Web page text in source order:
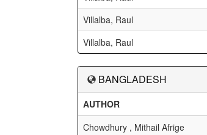
Villalba, Raul
Villalba, Raul
BANGLADESH
AUTHOR
Chowdhury , Mithail Afrige